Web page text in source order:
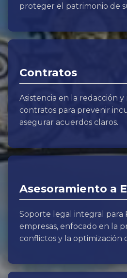
proteger el patrimonio de
Contratos
Asistencia en la redacción y
contratos para prevenir
asegurar acuerdos claros.
Asesoramiento a
Soporte legal integral para
empresas, enfocado en la
conflictos y la optimización